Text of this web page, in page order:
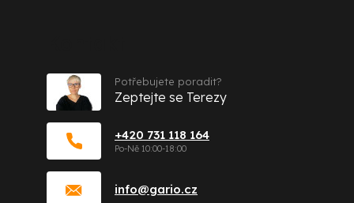
info@gario.cz
+420 731 118 164
Potřebujete poradit?
Zeptejte se Terezy